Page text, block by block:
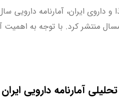
منتشر کرد. با توجه به اهمیت
آمارنامه دارویی ایران